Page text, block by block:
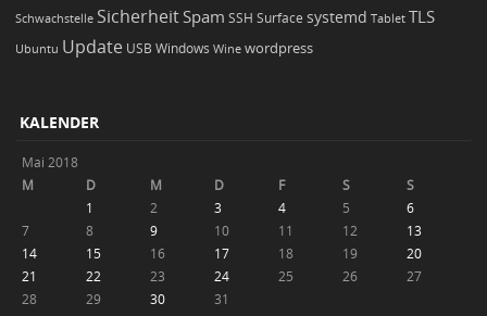
Schwachstelle Sicherheit Spam SSH Surface systemd Tablet TLS
Ubuntu Update USB Windows Wine wordpress
KALENDER
Mai 2018
M
D M D F S
S
1
2 3 4 5
6
7
8 9 10 11 12
13
14
15 16 17 18 19
20
21
22 23 24 25 26
27
28
29 30 31